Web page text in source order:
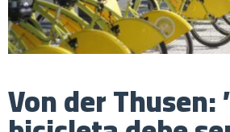
Von der Thusen: